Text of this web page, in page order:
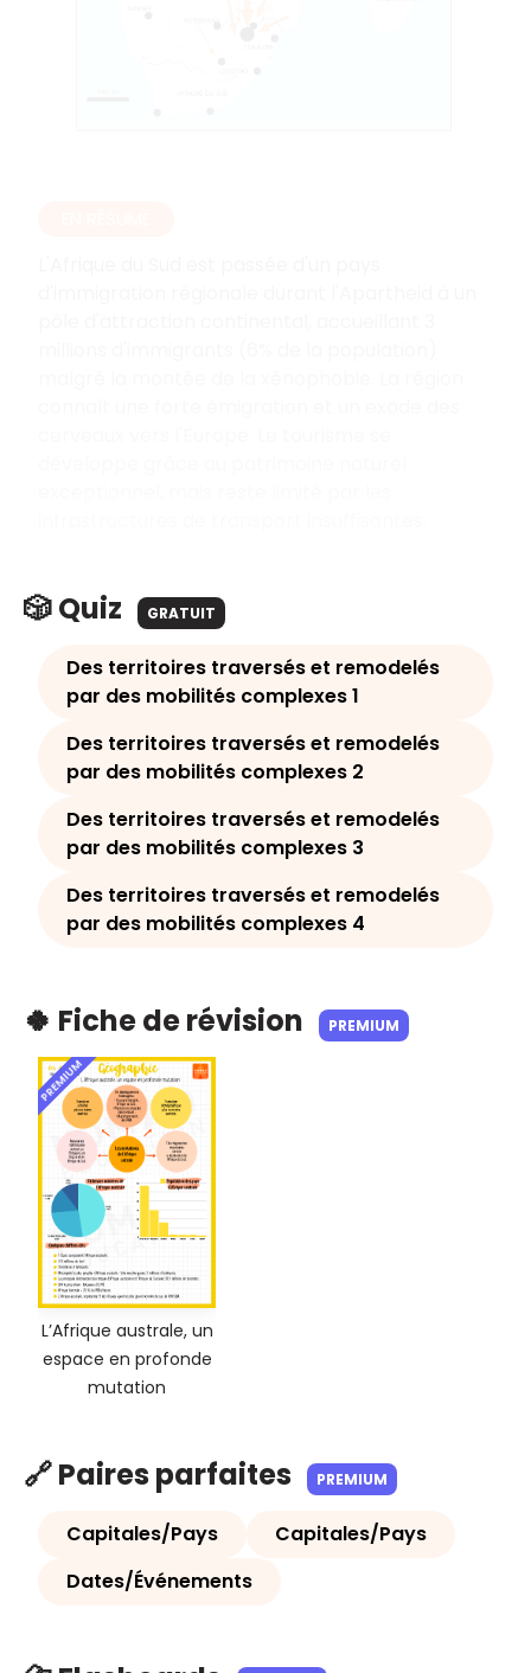
🎲 Quiz GRATUIT
Des territoires traversés et remodelés
par des mobilités complexes 1
Des territoires traversés et remodelés
par des mobilités complexes 2
Des territoires traversés et remodelés
par des mobilités complexes 3
Des territoires traversés et remodelés
par des mobilités complexes 4
🍀 Fiche de révision PREMIUM
PREMIUM
L’Afrique australe, un
espace en profonde
mutation
🔗 Paires parfaites PREMIUM
Capitales/Pays
Capitales/Pays
Dates/Événements